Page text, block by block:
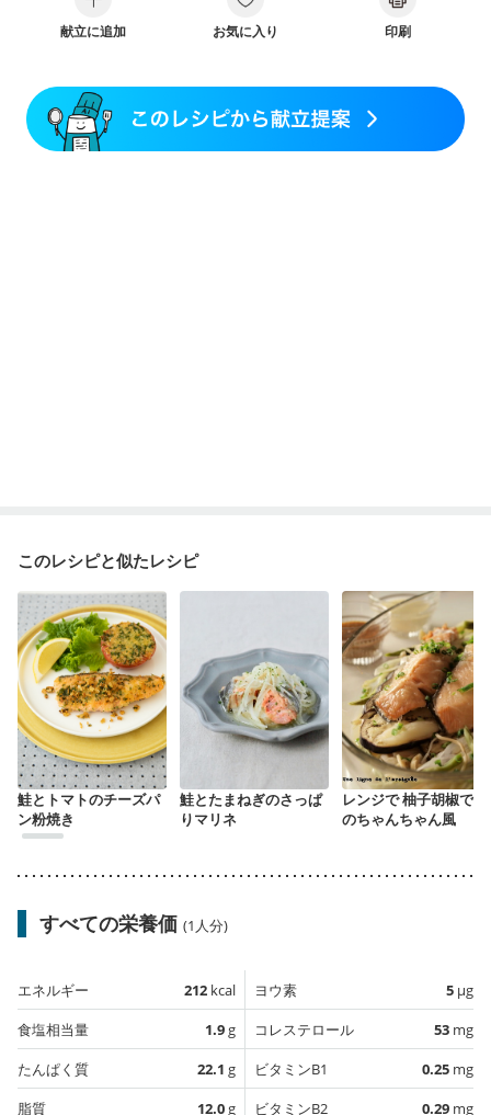
糖尿病性腎症（第３期）
CKD（ステージ１）
CKD（ステージ２）
乳がん（抗がん剤治療中）
妊娠中(初期)
妊婦健診・血圧が気になる（初期）
妊婦健診・血糖値が気になる（初期）
献立に追加 お気に入り 印刷
このレシピと似たレシピ
鮭とトマトのチーズパ
ン粉焼き
鮭とたまねぎのさっぱ
りマリネ
レンジで 柚子胡椒で鮭
のちゃんちゃん風
すべての栄養価 (1人分)
エネルギー 212 kcal
食塩相当量
1.9g
たんぱく質
22.1 g
脂質
12.0g
ヨウ素 5 µg
コレステロール
53 mg
ビタミンB1
0.25 mg
ビタミンB2
0.29 mg